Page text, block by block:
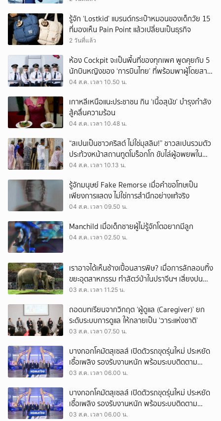
รู้จัก ‘Lostkid’ แบรนด์กระเป๋าหมอนของเด็กวัย 15
ที่มองเห็น Pain Point แล้วเปลี่ยนเป็นธุรกิจ
2 วันที่แล้ว
ห้อง Cockpit จะเป็นพื้นที่ของทุกเพศ พูดคุยกับ 5
นักบินหญิงของ ‘การบินไทย’ ที่พร้อมพาผู้โดยสาร
บินไปทั่วโลก
04 ส.ค. เวลา 10.50 น.
เกาหลีเหนือแนะประชาชน กิน ‘เนื้อสุนัข’ บำรุงกำลัง
สู้คลื่นความร้อน
04 ส.ค. เวลา 10.48 น.
“สเปนเป็นชาวคริสต์ ไม่ใช่มุสลิม!” ชาวสเปนรวมตัว
ประท้วงหน้าสถานทูตโมร็อกโก ขับไล่ผู้อพยพใน
เมืองเซวตาออกนอกประเทศ
04 ส.ค. เวลา 10.13 น.
รู้จักมนุษย์ Fake Remorse เมื่อคำขอโทษเป็น
เพียงการแสดง ไม่ใช่การสำนึกอย่างแท้จริง
04 ส.ค. เวลา 09.50 น.
Manchild เมื่อเด็กชายผู้ไม่รู้จักโตอยากมีลูก
04 ส.ค. เวลา 02.50 น.
เราอาจได้เห็นช้างเปื้อนสารพิษ? เมื่อการลักลอบทิ้ง
ขยะอุตสาหกรรม ทำสัตว์ป่าในปราจีนฯ เสี่ยงปน
เปื้อน
03 ส.ค. เวลา 11.25 น.
ถอดบทเรียนจากวิกฤต ‘ผู้ดูแล (Caregiver)’ ยก
ระดับระบบการดูแล ให้กลายเป็น ‘วาระแห่งชาติ’
03 ส.ค. เวลา 07.50 น.
บางกอกโคมัตสุเซลส์ เปิดตัวรถขุดรุ่นใหม่ ประหยัด
เชื้อเพลิง รองรับงานหนัก พร้อมระบบติดตาม
เครื่องจักรผ่านดาวเทียม
03 ส.ค. เวลา 06.00 น.
บางกอกโคมัตสุเซลส์ เปิดตัวรถขุดรุ่นใหม่ ประหยัด
เชื้อเพลิง รองรับงานหนัก พร้อมระบบติดตาม
เครื่องจักรผ่านดาวเทียม
03 ส.ค. เวลา 06.00 น.